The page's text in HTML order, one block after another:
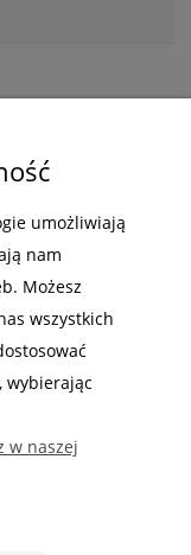
umożliwiają
nam
Możesz
wszystkich
wybierając
w naszej